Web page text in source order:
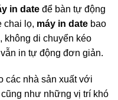
in date để bàn tự động
chai lọ, máy in date bao
không di chuyển kéo
in tự động đơn giản.
các nhà sản xuất với
như những vị trí khó